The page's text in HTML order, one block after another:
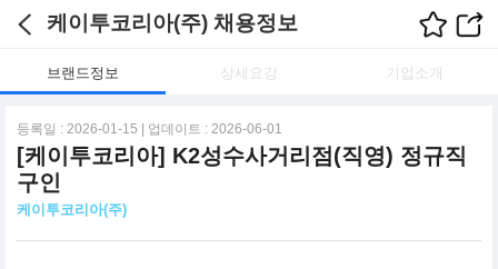
케이투코리아(주) 채용정보
브랜드정보 상세요강 기업소개
등록일 : 2026-01-15 | 업데이트 : 2026-06-01
[케이투코리아] K2성수사거리점(직영) 정규직
구인
케이투코리아(주)